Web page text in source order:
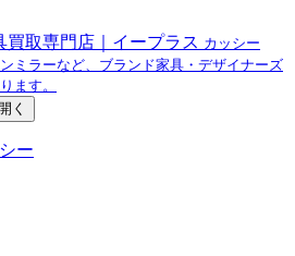
取専門店｜イープラス カッシー
ミラーなど、ブランド家具・デザイナーズ
ます。
く
ー